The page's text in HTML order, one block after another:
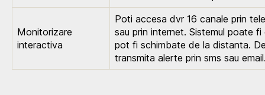
Monitorizare
interactiva
Poti accesa dvr 16 canale prin
sau prin internet. Sistemul poate
pot fi schimbate de la distanta.
transmita alerte prin sms sau